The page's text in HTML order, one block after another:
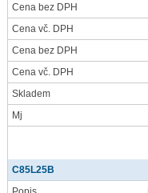
Cena bez DPH
Cena vč. DPH
Cena bez DPH
Cena vč. DPH
Skladem
Mj
C85L25B